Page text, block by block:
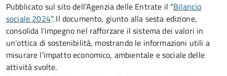
Pubblicato sul sito dell’Agenzia delle Entrate il “Bilancio
sociale 2024”. Il documento, giunto alla sesta edizione,
consolida l’impegno nel rafforzare il sistema dei valori in
un’ottica di sostenibilità, mostrando le informazioni utili a
misurare l’impatto economico, ambientale e sociale delle
attività svolte.